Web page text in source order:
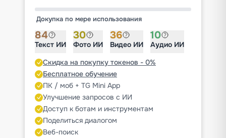
Докупка по мере использования
84
Текст ИИ
30
Фото ИИ
36
Видео ИИ
10
Аудио ИИ
Скидка на покупку токенов - 0%
Бесплатное обучение
ПК / моб + TG Mini App
Улучшение запросов с ИИ
Доступ к ботам и инструментам
Поделиться диалогом
Веб-поиск